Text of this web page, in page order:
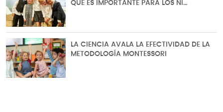
QUÉ ES IMPORTANTE PARA LOS NI…
LA CIENCIA AVALA LA EFECTIVIDAD DE LA
METODOLOGÍA MONTESSORI